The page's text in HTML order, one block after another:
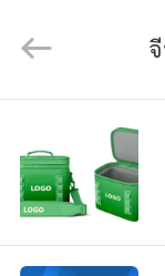
สินค้า
Group
Limited.
ECER